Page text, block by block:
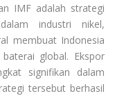
IMF adalah strategi
industri nikel,
membuat Indonesia
global. Ekspor
signifikan dalam
tersebut berhasil